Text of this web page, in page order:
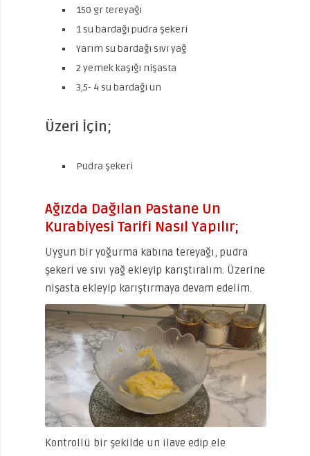
150 gr tereyağı
1 su bardağı pudra şekeri
Yarım su bardağı sıvı yağ
2 yemek kaşığı nişasta
3,5- 4 su bardağı un
Üzeri İçin;
Pudra şekeri
Ağızda Dağılan Pastane Un
Kurabiyesi Tarifi Nasıl Yapılır;
Uygun bir yoğurma kabına tereyağı, pudra
şekeri ve sıvı yağ ekleyip karıştıralım. Üzerine
nişasta ekleyip karıştırmaya devam edelim.
Kontrollü bir şekilde un ilave edip ele